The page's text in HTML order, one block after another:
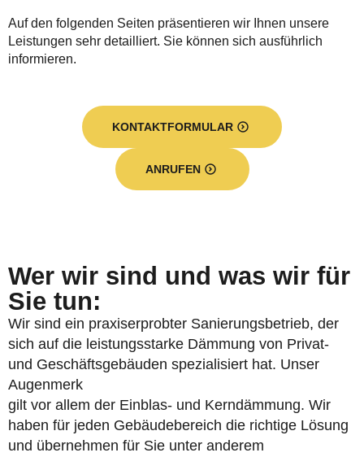
Auf den folgenden Seiten präsentieren wir Ihnen unsere
Leistungen sehr detailliert. Sie können sich ausführlich
informieren.
KONTAKTFORMULAR
ANRUFEN
Wer wir sind und was wir für
Sie tun:
Wir sind ein praxiserprobter Sanierungsbetrieb, der
sich auf die leistungsstarke Dämmung von Privat-
und Geschäftsgebäuden spezialisiert hat. Unser
Augenmerk
gilt vor allem der Einblas- und Kerndämmung. Wir
haben für jeden Gebäudebereich die richtige Lösung
und übernehmen für Sie unter anderem